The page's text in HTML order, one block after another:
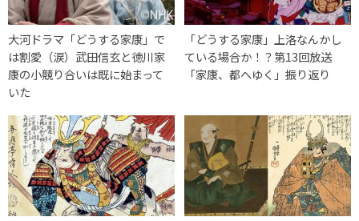
大河ドラマ「どうする家康」で
は割愛（涙）武田信玄と徳川家
康の小競り合いは既に始まって
いた
「どうする家康」上洛なんかし
ている場合か！？第13回放送
「家康、都へゆく」振り返り